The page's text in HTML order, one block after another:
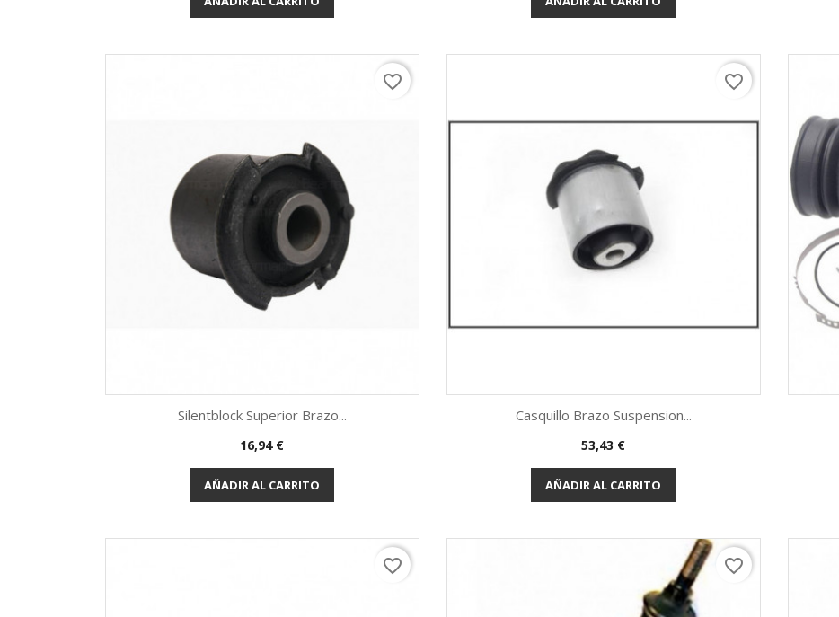
Vista rápida
Silentblock Superior Brazo...
Precio
16,94 €
AÑADIR AL CARRITO
favorite_border
Vista rápida
Casquillo Brazo Suspension...
Precio
53,43 €
AÑADIR AL CARRITO
favorite_border
favorite_border favorite_border